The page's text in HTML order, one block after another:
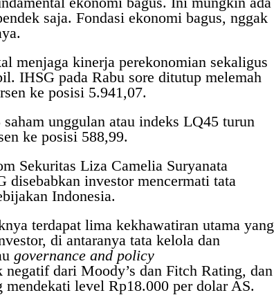
saja. Fondasi ekonomi bagus, nggak
menjaga kinerja perekonomian sekaligus
IHSG pada Rabu sore ditutup melemah
ke posisi 5.941,07.
unggulan atau indeks LQ45 turun
ke posisi 588,99.
Sekuritas Liza Camelia Suryanata
disebabkan investor mencermati tata
Indonesia.
terdapat lima kekhawatiran utama yang
di antaranya tata kelola dan
governance and policy
negatif dari Moody’s dan Fitch Rating, dan
mendekati level Rp18.000 per dolar AS.